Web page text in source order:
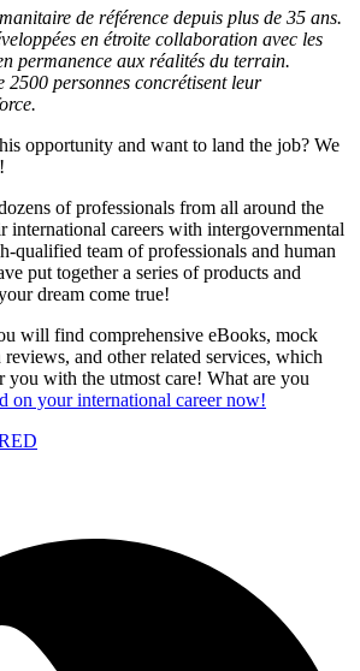
de référence depuis plus de 35 ans.
en étroite collaboration avec les
permanence aux réalités du terrain.
2500 personnes concrétisent leur
opportunity and want to land the job? We
of professionals from all around the
international careers with intergovernmental
qualified team of professionals and human
put together a series of products and
dream come true!
will find comprehensive eBooks, mock
and other related services, which
you with the utmost care! What are you
on your international career now!